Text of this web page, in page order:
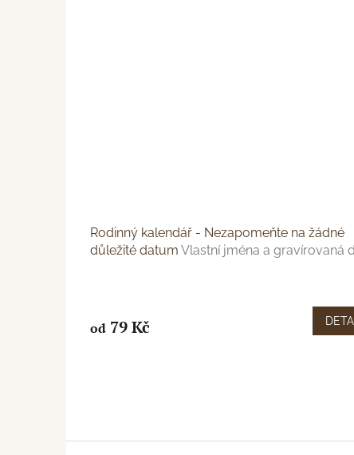
Rodinný kalendář - Nezapomeňte na žádné
důležité datum Vlastní jména a gravírovaná
od 79 Kč